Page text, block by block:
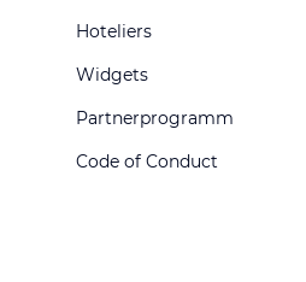
Hoteliers
Widgets
Partnerprogramm
Code of Conduct